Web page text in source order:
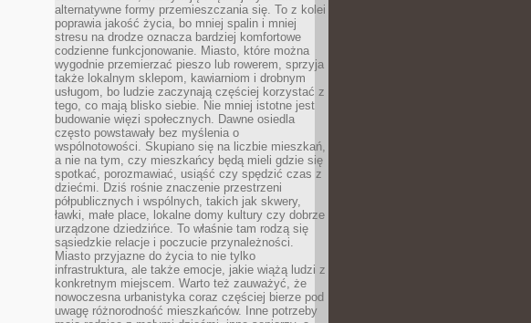
alternatywne formy przemieszczania się. To z kolei
poprawia jakość życia, bo mniej spalin i mniej
stresu na drodze oznacza bardziej komfortowe
codzienne funkcjonowanie. Miasto, które można
wygodnie przemierzać pieszo lub rowerem, sprzyja
także lokalnym sklepom, kawiarniom i drobnym
usługom, bo ludzie zaczynają częściej korzystać z
tego, co mają blisko siebie. Nie mniej istotne jest
budowanie więzi społecznych. Dawne osiedla
często powstawały bez myślenia o
wspólnotowości. Skupiano się na liczbie mieszkań,
a nie na tym, czy mieszkańcy będą mieli gdzie się
spotkać, porozmawiać, usiąść czy spędzić czas z
dziećmi. Dziś rośnie znaczenie przestrzeni
półpublicznych i wspólnych, takich jak skwery,
ławki, małe place, lokalne domy kultury czy dobrze
urządzone dziedzińce. To właśnie tam rodzą się
sąsiedzkie relacje i poczucie przynależności.
Miasto przyjazne do życia to nie tylko
infrastruktura, ale także emocje, jakie wiążą ludzi z
konkretnym miejscem. Warto też zauważyć, że
nowoczesna urbanistyka coraz częściej bierze pod
uwagę różnorodność mieszkańców. Inne potrzeby